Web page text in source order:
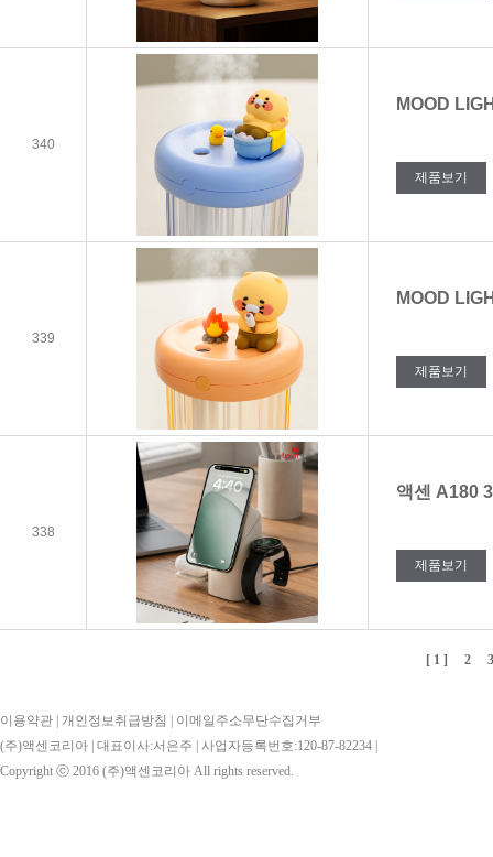
340
MOOD
제품보기
339
MOOD
제품보기
338
액센 A180
제품보기
[ 1 ] 2 3
이용약관 개인정보취급방침
이메일주소무단수집거부
(주)액센코리아 | 대표이사:서은주 | 사업자등록번호:120-87-82234 |
Copyright ⓒ 2016 (주)액센코리아 All rights reserved.